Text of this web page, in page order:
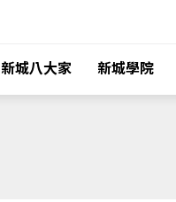
新城八大家 新城學院